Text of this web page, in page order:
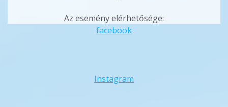
Az esemény elérhetősége:
facebook
Instagram